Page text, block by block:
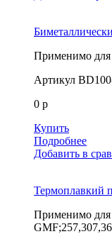
Применимо для
Артикул
0 р
Купить
Подробнее
Добавить в
Термоплавкий
Применимо для